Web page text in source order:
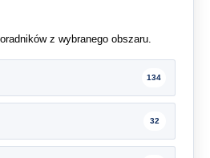
z wybranego obszaru.
134
32